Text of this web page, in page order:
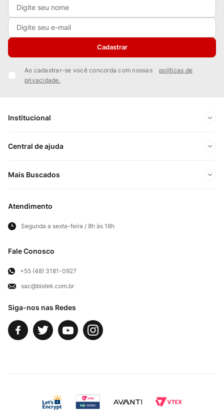
Cadastrar
Ao cadastrar-se você concorda com nossas
políticas de
privacidade.
Siga-nos nas Redes
Institucional
Sobre Nós
Privacidade e Segurança
Panfletos lojas físicas
Central de ajuda
Minha conta
Acompanhe seu pedido
Frete e Entregas
Troca e Devoluções
Exercício de Direito
Fale Conosco
Mais Buscados
Atendimento
Segunda a sexta-feira / 8h às 18h
Fale Conosco
+55 (48) 3181-0927
sac@bistek.com.br